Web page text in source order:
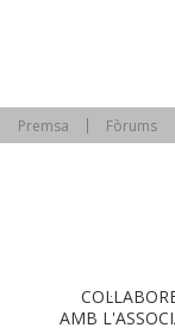
Premsa Fòrums
AMB